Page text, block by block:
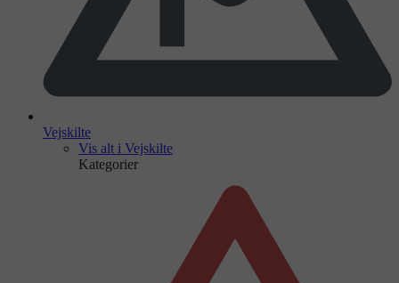
Vejskilte
Vis alt i Vejskilte
Kategorier